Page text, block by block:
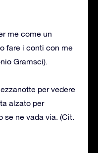
me come un
fare i conti con me
Gramsci).
per vedere
alzato per
se ne vada via. (Cit.